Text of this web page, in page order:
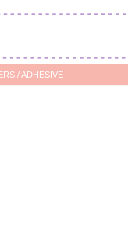
BOOKS / MAGAZINES